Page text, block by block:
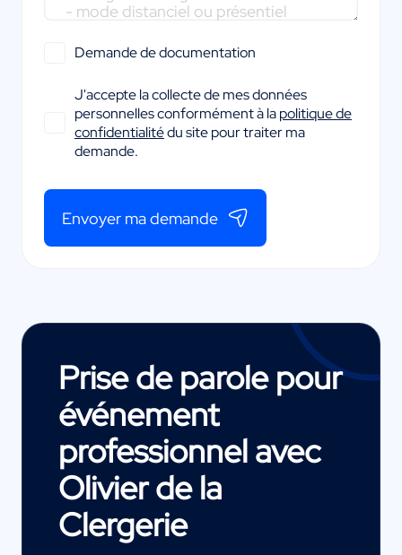
Demande de documentation
J'accepte la collecte de mes données
personnelles conformément à lapolitique de
confidentialitédu site pour traiter ma
demande.
Envoyer ma demande
Prise de parole pour
événement
professionnel avec
Olivier de la
Clergerie